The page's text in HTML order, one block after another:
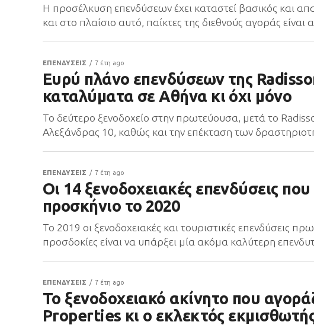
Η προσέλκυση επενδύσεων έχει καταστεί βασικός και
και στο πλαίσιο αυτό, παίκτες της διεθνούς αγοράς
ΕΠΕΝΔΥΣΕΙΣ 7 έτη ago
Ευρύ πλάνο επενδύσεων της
καταλύματα σε Αθήνα κι όχι μόνο
Το δεύτερο ξενοδοχείο στην πρωτεύουσα, μετά το
Αλεξάνδρας 10, καθώς και την επέκταση των
ΕΠΕΝΔΥΣΕΙΣ 7 έτη ago
Οι 14 ξενοδοχειακές επενδύσεις
προσκήνιο το 2020
Το 2019 οι ξενοδοχειακές και τουριστικές επενδύσεις
προσδοκίες είναι να υπάρξει μία ακόμα καλύτερη
ΕΠΕΝΔΥΣΕΙΣ 7 έτη ago
Το ξενοδοχειακό ακίνητο που
Properties κι ο εκλεκτός